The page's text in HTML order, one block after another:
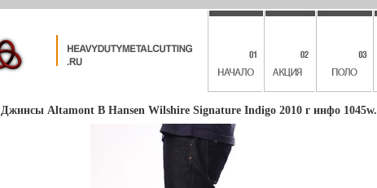
Джинсы Altamont B Hansen Wilshire Signature Indigo 2010 г инфо 1045w.